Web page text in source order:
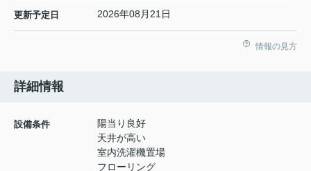
更新予定日 2026年08月21日
情報の見方
詳細情報
設備条件
陽当り良好
天井が高い
室内洗濯機置場
フローリング